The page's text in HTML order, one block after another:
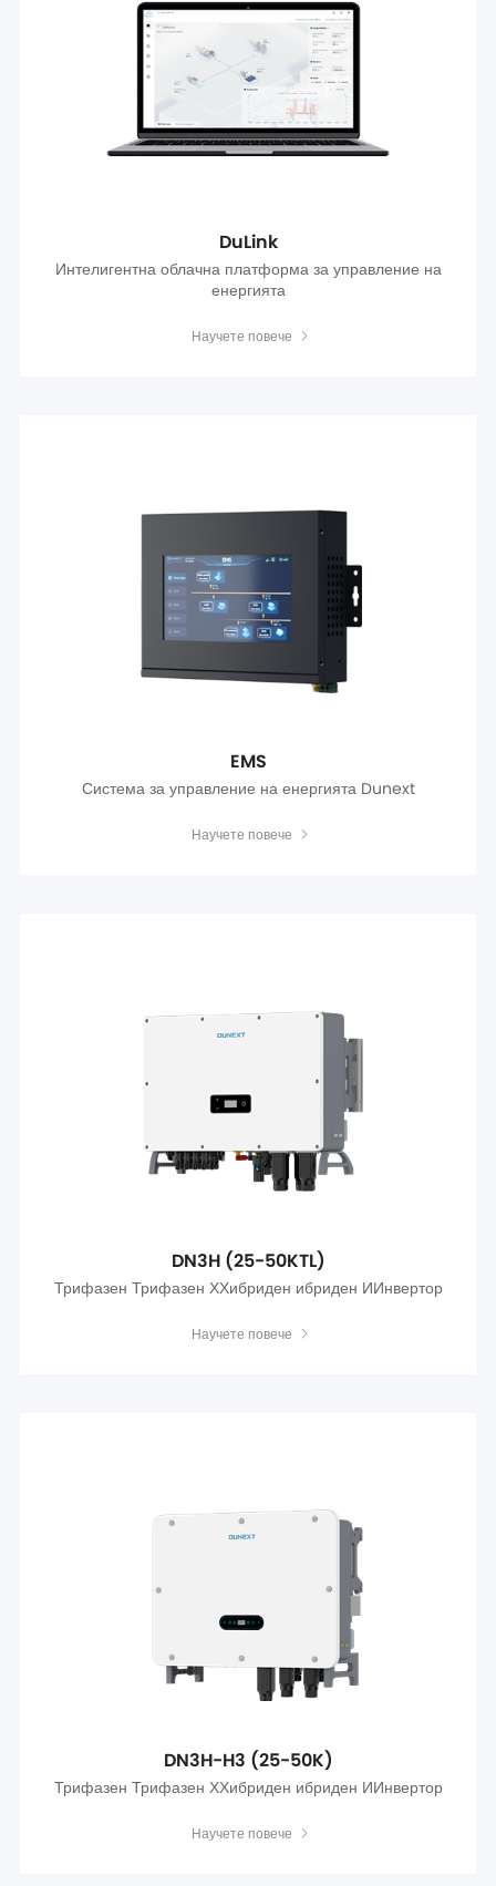
DuLink
Интелигентна облачна платформа за управление на
енергията
Научете повече
EMS
Система за управление на енергията Dunext
Научете повече
DN3H (25-50KTL)
Трифазен Трифазен ХХибриден ибриден ИИнвертор
Научете повече
DN3H-H3 (25-50K)
Трифазен Трифазен ХХибриден ибриден ИИнвертор
Научете повече